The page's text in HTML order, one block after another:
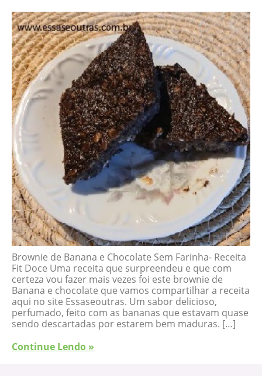
Brownie de Banana e Chocolate Sem Farinha- Receita
Fit Doce Uma receita que surpreendeu e que com
certeza vou fazer mais vezes foi este brownie de
Banana e chocolate que vamos compartilhar a receita
aqui no site Essaseoutras. Um sabor delicioso,
perfumado, feito com as bananas que estavam quase
sendo descartadas por estarem bem maduras. […]
Continue Lendo »